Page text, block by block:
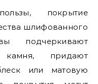
покрытие
шлифованного
подчеркивают
камня, придают
или матовую